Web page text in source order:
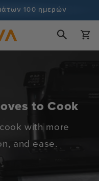
100 ημερών
συνεχίζει να μετράει
Καλάθι
to Cook
with more
and ease.